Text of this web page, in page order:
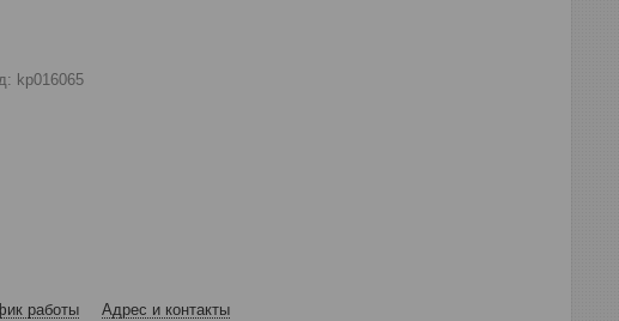
kp016065
работы Адрес и контакты